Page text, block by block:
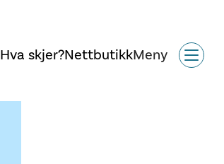
Hva skjer?NettbutikkMeny